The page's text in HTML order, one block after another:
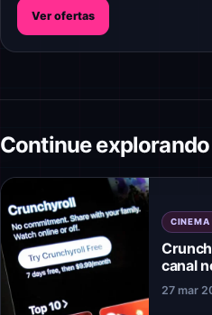
Ver ofertas
Continue explorando
CINEMA
canal
27 mar